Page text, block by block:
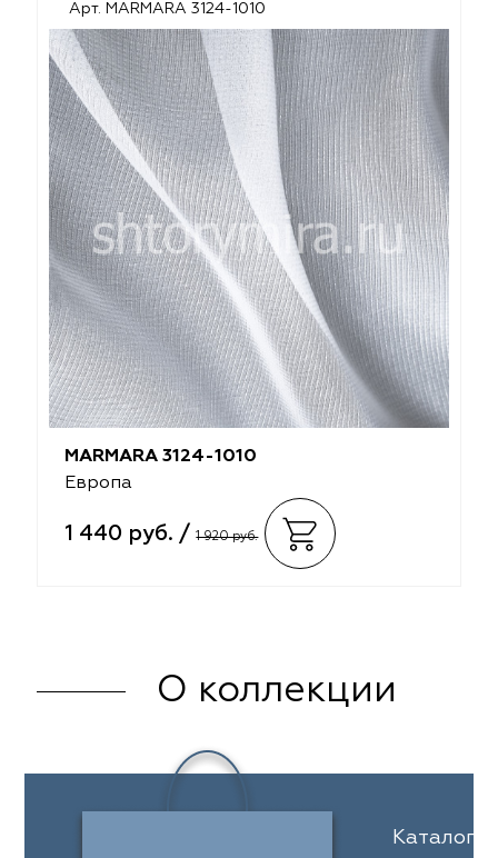
Арт. MARMARA 3124-1010
MARMARA 3124-1010
Европа
1 440 руб. /1 920 руб.
О коллекции
Каталог